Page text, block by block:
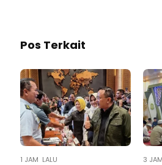
Pos Terkait
1 JAM LALU 3